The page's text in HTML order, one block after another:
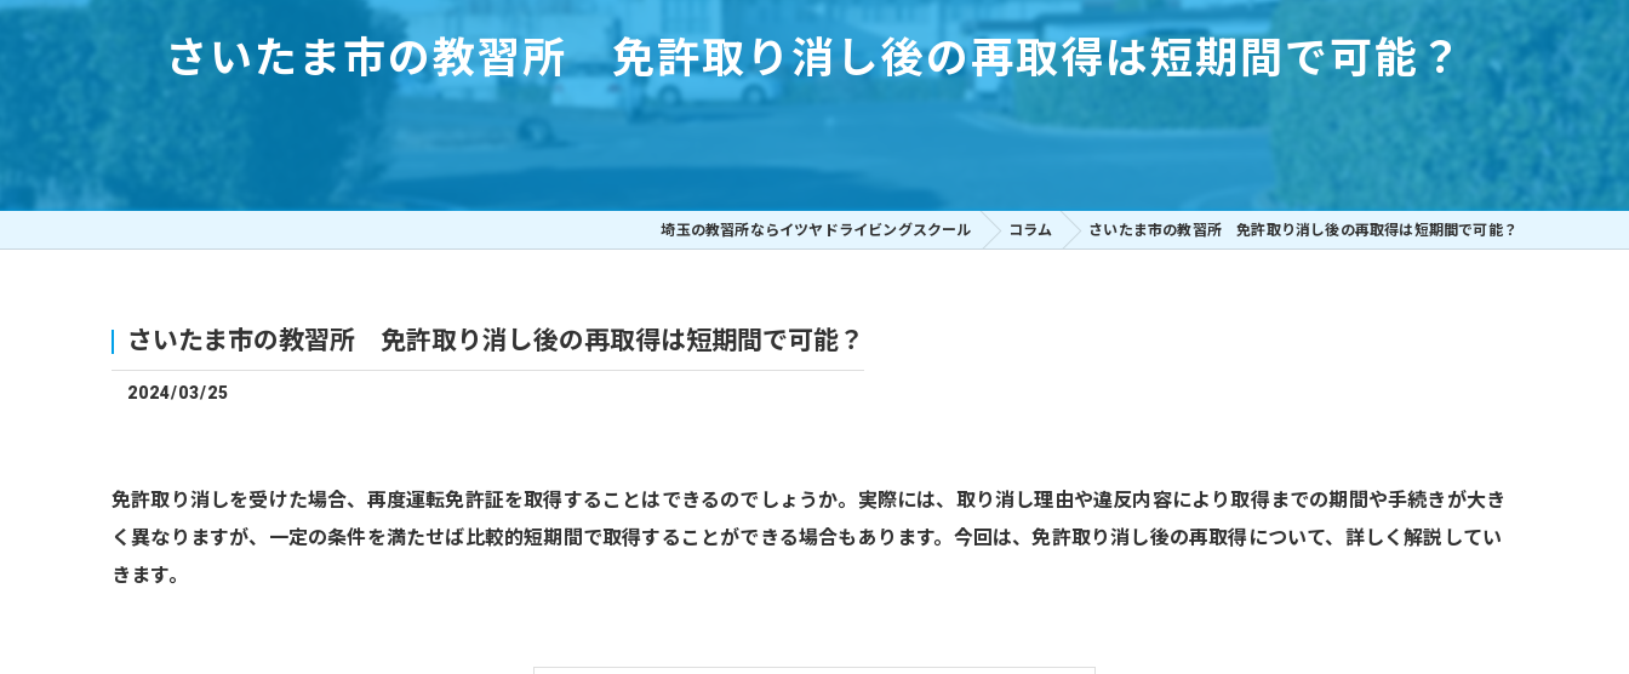
ペーパードライバー
さいたま市の教習所 免許取り消し後の再取得は短期間で可能？
埼玉の教習所ならイツヤドライビングスクール コラム さいたま市の教習所 免許取り消し後の再取得は短期間で可能？
さいたま市の教習所 免許取り消し後の再取得は短期間で可能？
2024/03/25
免許取り消しを受けた場合、再度運転免許証を取得することはできるのでしょうか。実際には、取り消し理由や違反内容により取得までの期間や手続きが大き
く異なりますが、一定の条件を満たせば比較的短期間で取得することができる場合もあります。今回は、免許取り消し後の再取得について、詳しく解説してい
きます。